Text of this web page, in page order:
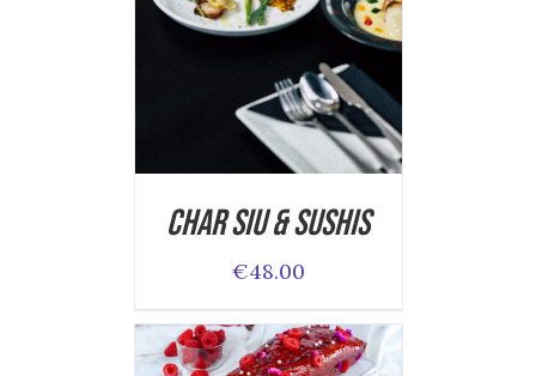
ADD TO CART
/
DETAILS
Char Siu & Sushis
€48.00
ADD TO CART
/